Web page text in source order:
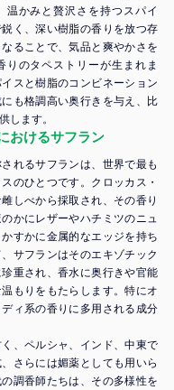
温かみと贅沢さを持つスパイ
く、深い樹脂の香りを放つ存
ることで、気品と爽やかさを
りのタペストリーが生まれま
スと樹脂のコンビネーション
も格調高い奥行きを与え、比
します。
おけるサフラン
されるサフランは、世界で最も
のひとつです。クロッカス・
しべから採取され、その香り
かにレザーやハチミツのニュ
すかに金属的なエッジを持ち
サフランはそのエキゾチック
重され、香水に奥行きや官能
もりをもたらします。特にオ
ィ系の香りに多用される成分
、ペルシャ、インド、中東で
さらには媚薬としても用いら
調香師たちは、その多様性を